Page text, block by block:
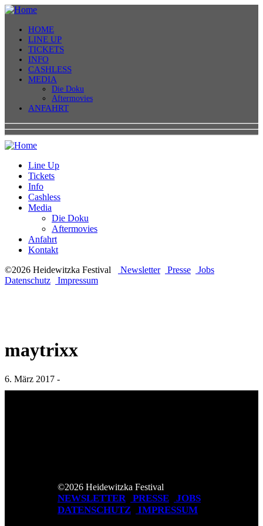
HOME
LINE UP
TICKETS
INFO
CASHLESS
MEDIA
Die Doku
Aftermovies
ANFAHRT
Line Up
Tickets
Info
Cashless
Media
Die Doku
Aftermovies
Anfahrt
Kontakt
©2026 Heidewitzka Festival
Newsletter Presse
Jobs
Datenschutz
Impressum
maytrixx
6. März 2017 -
©2026 Heidewitzka Festival
NEWSLETTER PRESSE
JOBS
DATENSCHUTZ
IMPRESSUM